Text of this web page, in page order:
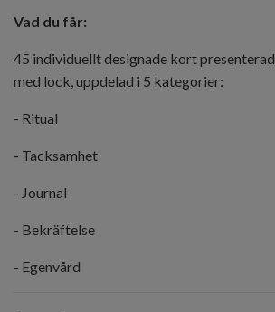
Vad du får:
45 individuellt designade kort
med lock, uppdelad i 5 kategorier:
- Ritual
- Tacksamhet
- Journal
- Bekräftelse
- Egenvård